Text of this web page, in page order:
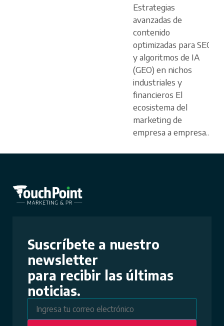
Estrategias
avanzadas de
contenido
optimizadas para SEO
y algoritmos de IA
(GEO) en nichos
industriales y
financieros El
ecosistema del
marketing de
empresa a empresa...
Suscríbete a nuestro
newsletter
para recibir las últimas
noticias.